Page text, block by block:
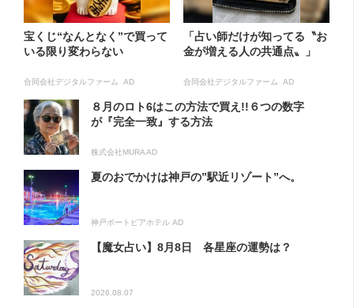
宝くじ“なんとなく”で買って
いる限り変わらない
合同会社デジタルファーム AD
「占い師だけが知ってる〝お
金が増える人の共通点〟」
合同会社デジタルファーム AD
８月のロト6はこの方法で買え!!６つの数字
が『完全一致』する方法
株式会社MURA AD
夏のおでかけは神戸の”駅近リゾート”へ。
神戸ポートピアホテル AD
【魔女占い】8月8日 各星座の運勢は？
2026.08.07